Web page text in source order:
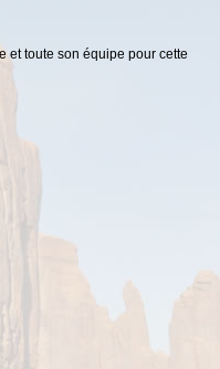
et toute son équipe pour cette